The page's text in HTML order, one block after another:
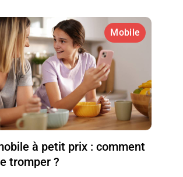
Mobile
à petit prix : comment
tromper ?